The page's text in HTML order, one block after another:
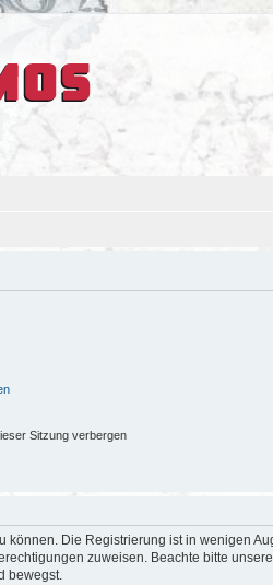
Sitzung verbergen
können. Die Registrierung ist in wenigen
zuweisen. Beachte bitte
bewegst.